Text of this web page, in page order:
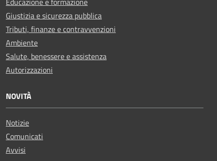
Giustizia e sicurezza pubblica
Tributi, finanze e contravvenzioni
Ambiente
Salute, benessere e assistenza
Autorizzazioni
NOVITÀ
Notizie
Comunicati
Avvisi